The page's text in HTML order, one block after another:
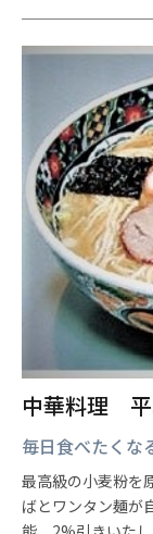
中華料理
毎日食べたくな
最高級の小麦粉を
ばとワンタン麺が